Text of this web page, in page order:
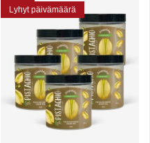
Lyhyt päivämäärä